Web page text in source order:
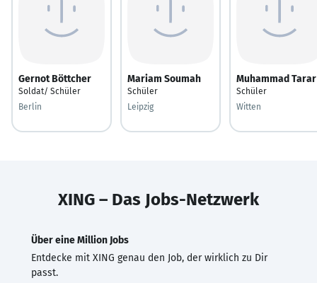
Gernot Böttcher
Soldat/ Schüler
Berlin
Mariam Soumah
Schüler
Leipzig
Muhammad Tarar
Schüler
Witten
XING – Das Jobs-Netzwerk
Über eine Million Jobs
Entdecke mit XING genau den Job, der wirklich zu Dir
passt.